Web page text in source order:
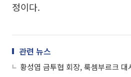
정이다.
관련 뉴스